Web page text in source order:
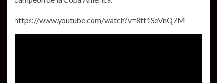
https://www.youtube.com/watch?v=8tt1SeVnQ7M